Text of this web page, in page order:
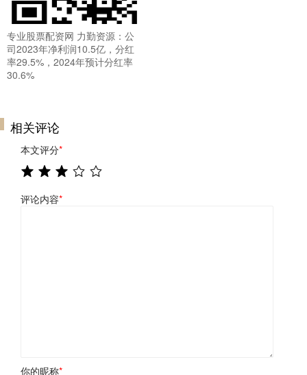
专业股票配资网 力勤资源：公
司2023年净利润10.5亿，分红
率29.5%，2024年预计分红率
30.6%
相关评论
本文评分*
评论内容*
你的昵称*